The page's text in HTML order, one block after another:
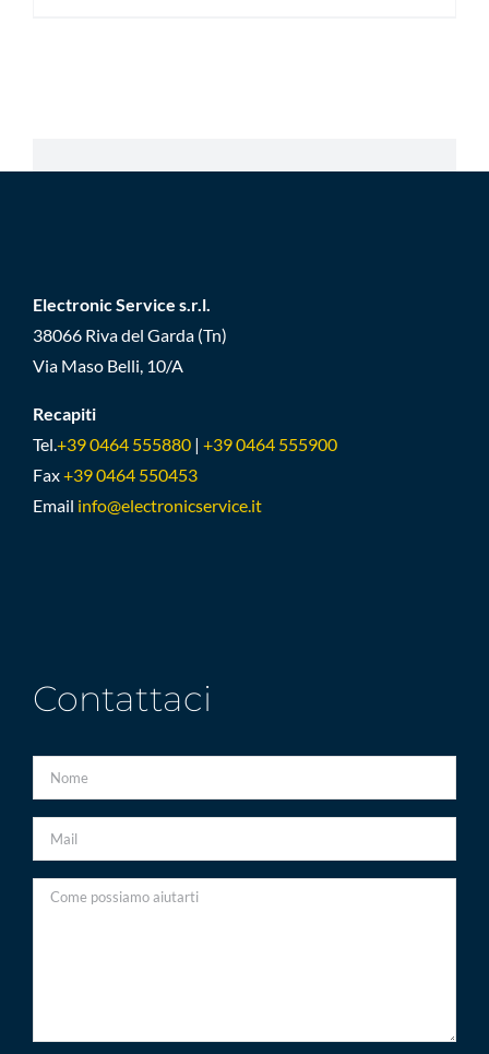
Electronic Service s.r.l.
38066 Riva del Garda (Tn)
Via Maso Belli, 10/A
Recapiti
Tel.+39 0464 555880 | +39 0464 555900
Fax+39 0464 550453
Email info@electronicservice.it
Contattaci